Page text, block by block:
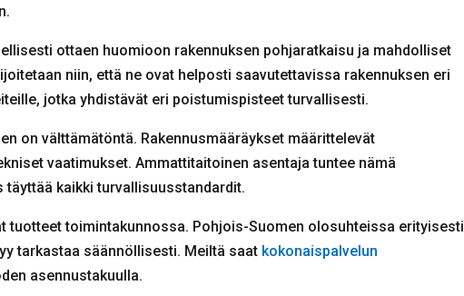
ottaen huomioon rakennuksen pohjaratkaisu ja mahdolliset
niin, että ne ovat helposti saavutettavissa rakennuksen eri
jotka yhdistävät eri poistumispisteet turvallisesti.
on välttämätöntä. Rakennusmääräykset määrittelevät
vaatimukset. Ammattitaitoinen asentaja tuntee nämä
kaikki turvallisuusstandardit.
tuotteet toimintakunnossa. Pohjois-Suomen olosuhteissa erityisesti
tarkastaa säännöllisesti. Meiltä saat kokonaispalvelun
asennustakuulla.